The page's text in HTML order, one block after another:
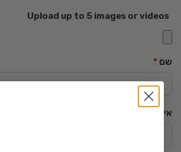
Upload up to 5 images or videos
שם *
אימייל